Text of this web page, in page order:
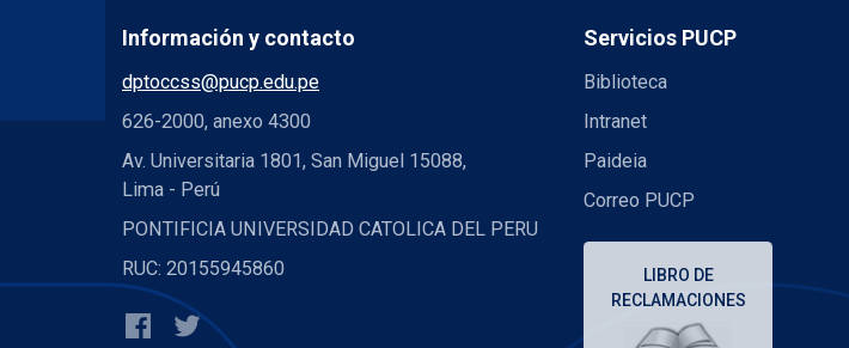
Información y contacto
dptoccss@pucp.edu.pe
626-2000, anexo 4300
Av. Universitaria 1801, San Miguel 15088,
Lima - Perú
PONTIFICIA UNIVERSIDAD CATOLICA DEL PERU
RUC: 20155945860
Servicios PUCP
Biblioteca
Intranet
Paideia
Correo PUCP
LIBRO DE
RECLAMACIONES